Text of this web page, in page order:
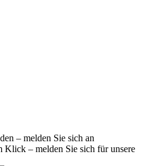
– melden Sie sich an
Klick – melden Sie sich für unsere